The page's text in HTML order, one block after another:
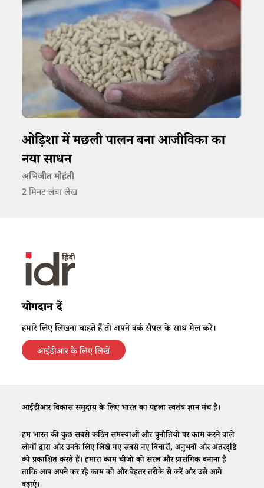
ओड़िशा में मछली पालन बना आजीविका का
नया साधन
अभिजीत मोहंती
2 मिनट लंबा लेख
योगदान दें
हमारे लिए लिखना चाहते हैं तो अपने वर्क सैंपल के साथ मेल करें।
आईडीआर के लिए लिखें
आईडीआर विकास समुदाय के लिए भारत का पहला स्वतंत्र ज्ञान मंच है।
हम भारत की कुछ सबसे कठिन समस्याओं और चुनौतियों पर काम करने वाले
लोगों द्वारा और उनके लिए लिखे गए सबसे नए विचारों, अनुभवों और अंतरदृष्टि
को प्रकाशित करते हैं। हमारा काम चीजों को सरल और प्रासंगिक बनाना है
ताकि आप अपने कर रहे काम को और बेहतर तरीके से करें और उसे आगे